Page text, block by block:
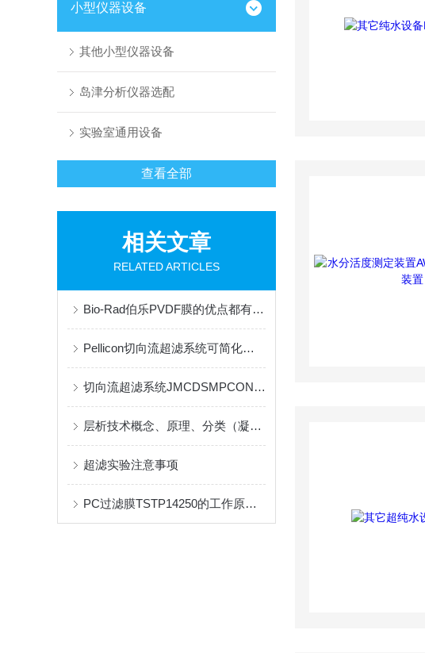
小型仪器设备
其他小型仪器设备
岛津分析仪器选配
实验室通用设备
查看全部
相关文章
RELATED ARTICLES
Bio-Rad伯乐PVDF膜的优点都有哪些？
Pellicon切向流超滤系统可简化实验室浓缩、脱盐与缓冲液更换流程
切向流超滤系统JMCDSMPCON的工作原理和具体优点介绍
层析技术概念、原理、分类（凝胶层析和离子交换层析）
超滤实验注意事项
PC过滤膜TSTP14250的工作原理及其在各种行业中的应用